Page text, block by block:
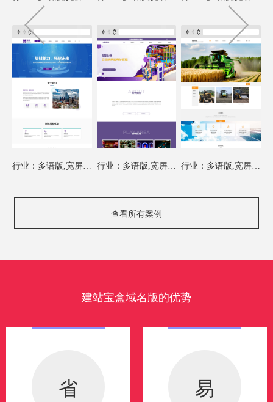
行业：多语版,宽屏模板 行业：多语版,宽屏模板 行业：多语版,宽屏模板
查看所有案例
建站宝盒域名版的优势
省 易